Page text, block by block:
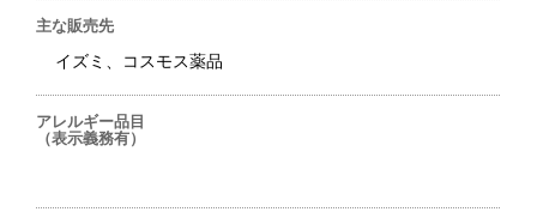
主な販売先
イズミ、コスモス薬品
アレルギー品目
（表示義務有）